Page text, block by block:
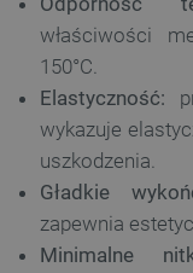
właściwości
150°C.
Elastyczność:
wykazuje
uszkodzenia.
Gładkie
zapewnia
Minimalne